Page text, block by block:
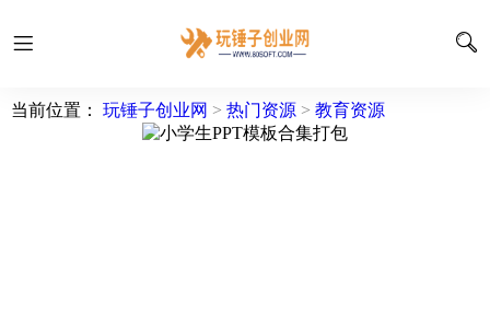
当前位置： 玩锤子创业网 > 热门资源 > 教育资源